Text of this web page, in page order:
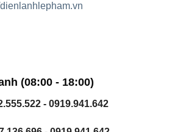
(08:00 - 18:00)
- 0919.941.642